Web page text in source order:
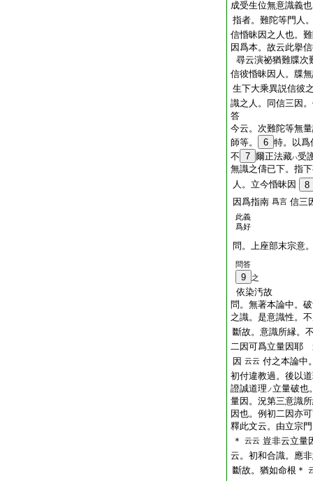
成受生位無意識義
指者。難陀等門人
信惛昧因之人也。
因爲本。故云此擧
尋云演祕猶難牒次
信彼惛昧因人。牒
生下大乘異説信彼
識之人。同信三因
答
今云。次難陀等無
師等。
6 特。以爲
不 7 爾正法藏ハ受
無識之儔已下。指
人。立今惛昧因
8
因爲指南 爲言 信三
此義
爲好
問。上座部末宗意
問答
9 之
依染汚故
問。無著本論中。
之識。是意識性。
斷故。意識所縁。
二因可爲立量因耶
因 云云 付之本論中
初付違教過。後以
證誠道理 ノ 立量破也
量因。況第三意識
因也。例初二因亦
釋此文云。由立宗
＊
云云 豈非云立量
云。初和合識。應
斷故。猶如命根＊